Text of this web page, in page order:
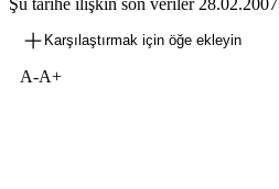
Şu tarihe ilişkin son veriler28.02.2007
Karşılaştırmak için öğe ekleyin